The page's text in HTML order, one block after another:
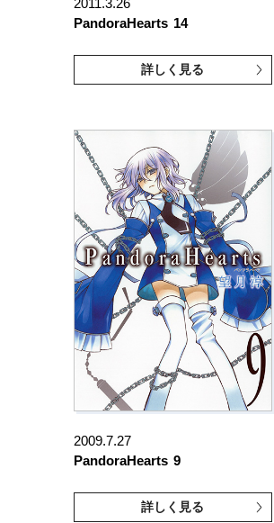
2011.3.26
PandoraHearts 14
詳しく見る
2009.7.27
PandoraHearts 9
詳しく見る